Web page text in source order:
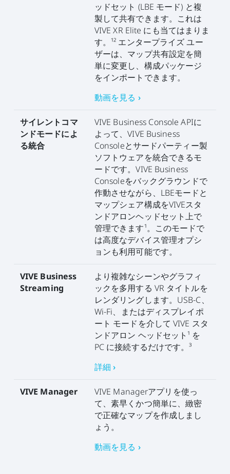
ッドセット (LBE モード) と複
製して共有できます。これは
VIVE XR Elite にも当てはまりま
す。¹² エンタープライズ ユー
ザーは、マップ共有設定を簡
単に変更し、構成パッケージ
をインポートできます。
動画を見る ›
サイレントコマ
ンドモードによ
る統合
VIVE Business Console APIに
よって、VIVE Business
Consoleとサードパーティー製
ソフトウェアを統合できるモ
ードです。VIVE Business
Consoleをバックグラウンドで
作動させながら、LBEモードと
マップシェア構成をVIVEスタ
ンドアロンヘッドセット上で
管理できます¹。このモードで
は高度なデバイス管理オプシ
ョンも利用可能です。
VIVE Business
Streaming
より複雑なシーンやグラフィ
ックを多用する VR タイトルを
レンダリングします。USB-C、
Wi-Fi、またはディスプレイポ
ート モードを介して VIVE スタ
ンドアロン ヘッドセット¹ を
PC に接続するだけです。³
詳細 ›
VIVE Manager
VIVE Managerアプリを使っ
て、素早くかつ簡単に、緻密
で正確なマップを作成しまし
ょう。
動画を見る ›